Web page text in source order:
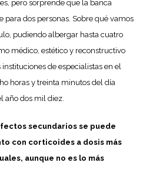
pero sorprende que la banca
para dos personas. Sobre qué vamos
pudiendo albergar hasta cuatro
médico, estético y reconstructivo
de especialistas en el
horas y treinta minutos del día
año dos mil diez.
secundarios se puede
con corticoides a dosis más
aunque no es lo más